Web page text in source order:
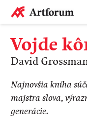
Vojde
David
Najnovšia kniha
majstra slova,
generácie.